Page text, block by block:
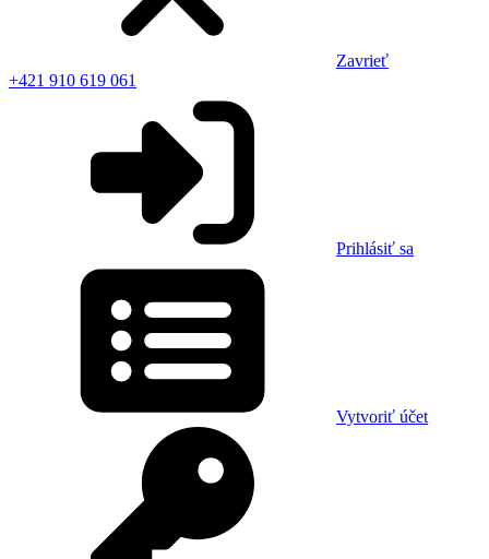
Zavrieť
+421 910 619 061
Prihlásiť sa
Vytvoriť účet